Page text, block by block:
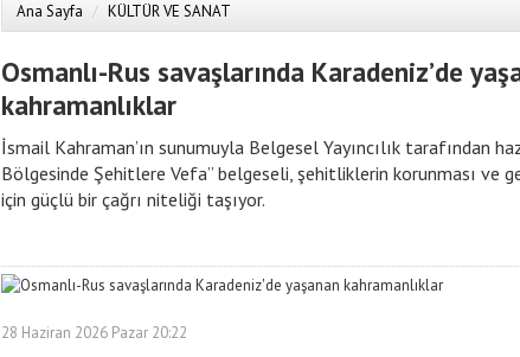
Ana Sayfa / KÜLTÜR VE SANAT
Osmanlı-Rus savaşlarında Karadeniz’de
kahramanlıklar
İsmail Kahraman’ın sunumuyla Belgesel Yayıncılık tarafından
Bölgesinde Şehitlere Vefa” belgeseli, şehitliklerin korunması ve
için güçlü bir çağrı niteliği taşıyor.
28 Haziran 2026 Pazar 20:22